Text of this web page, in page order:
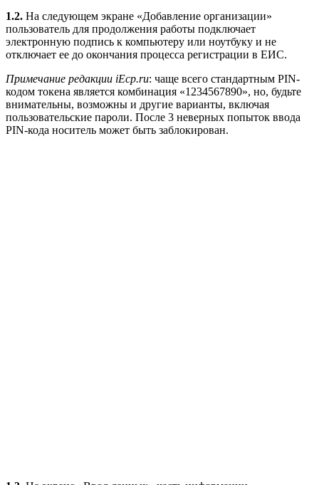
1.2. На следующем экране «Добавление организации»
пользователь для продолжения работы подключает
электронную подпись к компьютеру или ноутбуку и не
отключает ее до окончания процесса регистрации в ЕИС.
Примечание редакции iEcp.ru: чаще всего стандартным PIN-
кодом токена является комбинация «1234567890», но, будьте
внимательны, возможны и другие варианты, включая
пользовательские пароли. После 3 неверных попыток ввода
PIN-кода носитель может быть заблокирован.